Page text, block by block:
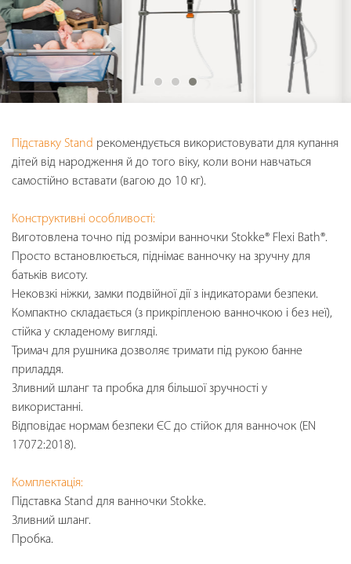
Підставку Stand рекомендується використовувати для купання
дітей від народження й до того віку, коли вони навчаться
самостійно вставати (вагою до 10 кг).
Конструктивні особливості:
Виготовлена точно під розміри ванночки Stokke® Flexi Bath®.
Просто встановлюється, піднімає ванночку на зручну для
батьків висоту.
Нековзкі ніжки, замки подвійної дії з індикаторами безпеки.
Компактно складається (з прикріпленою ванночкою і без неї),
стійка у складеному вигляді.
Тримач для рушника дозволяє тримати під рукою банне
приладдя.
Зливний шланг та пробка для більшої зручності у
використанні.
Відповідає нормам безпеки ЄС до стійок для ванночок (EN
17072:2018).
Комплектація:
Підставка Stand для ванночки Stokke.
Зливний шланг.
Пробка.